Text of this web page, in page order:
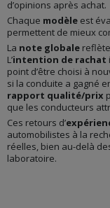
d’opinions après achat.
Chaque modèle est
permettent de mieux
La note globale
L’intention de rachat
point d’être choisi à
si la conduite a gagné
rapport qualité/prix
que les conducteurs
Ces retours d’
automobilistes à la
réelles, bien au-delà
laboratoire.